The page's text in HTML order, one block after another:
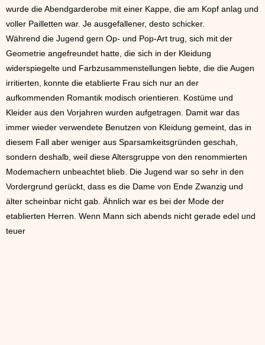
wurde die Abendgarderobe mit einer Kappe, die am Kopf anlag und
voller Pailletten war. Je ausgefallener, desto schicker.
Während die Jugend gern Op- und Pop-Art trug, sich mit der
Geometrie angefreundet hatte, die sich in der Kleidung
widerspiegelte und Farbzusammenstellungen liebte, die die Augen
irritierten, konnte die etablierte Frau sich nur an der
aufkommenden Romantik modisch orientieren. Kostüme und
Kleider aus den Vorjahren wurden aufgetragen. Damit war das
immer wieder verwendete Benutzen von Kleidung gemeint, das in
diesem Fall aber weniger aus Sparsamkeitsgründen geschah,
sondern deshalb, weil diese Altersgruppe von den renommierten
Modemachern unbeachtet blieb. Die Jugend war so sehr in den
Vordergrund gerückt, dass es die Dame von Ende Zwanzig und
älter scheinbar nicht gab. Ähnlich war es bei der Mode der
etablierten Herren. Wenn Mann sich abends nicht gerade edel und
teuer